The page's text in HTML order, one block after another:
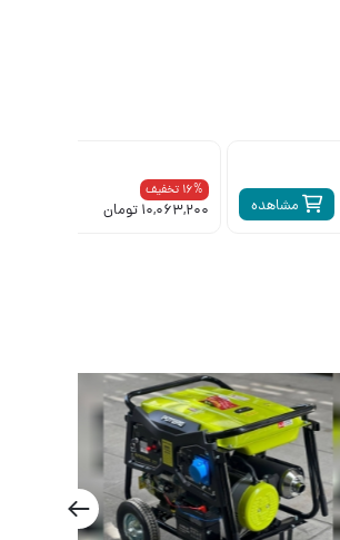
مشاهده
16% تخفیف
10,063,200 تومان